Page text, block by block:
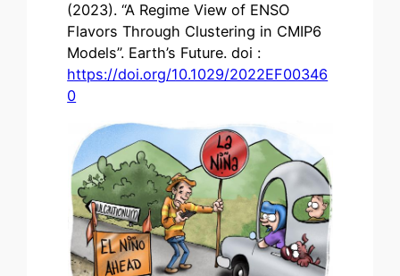
(2023). “A Regime View of ENSO
Flavors Through Clustering in CMIP6
Models”. Earth’s Future. doi :
https://doi.org/10.1029/2022EF00346
0